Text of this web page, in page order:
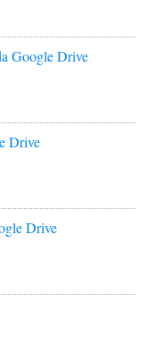
Google Drive
Drive
Drive